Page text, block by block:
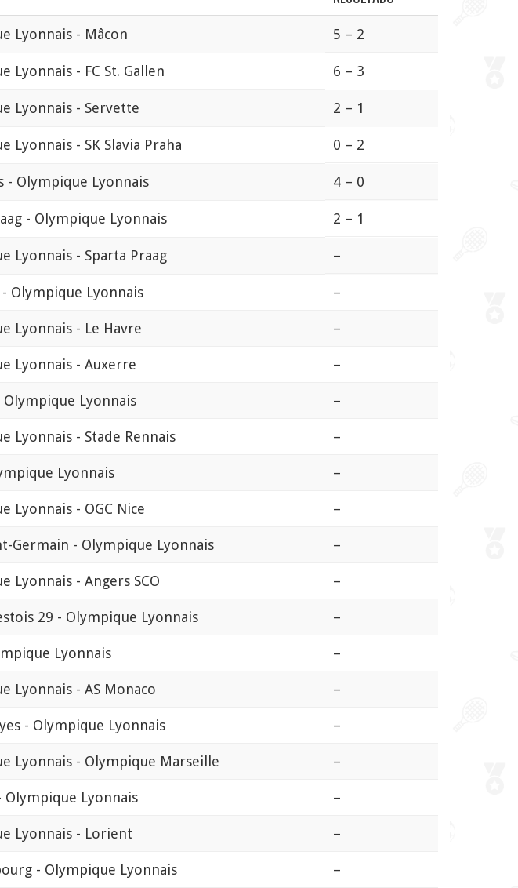
Lyonnais - Mâcon 5 – 2
Lyonnais - FC St. Gallen 6 – 3
Lyonnais - Servette 2 – 1
Lyonnais - SK Slavia Praha 0 – 2
- Olympique Lyonnais 4 – 0
- Olympique Lyonnais 2 – 1
Lyonnais - Sparta Praag –
Olympique Lyonnais –
Lyonnais - Le Havre –
Lyonnais - Auxerre –
Olympique Lyonnais –
Lyonnais - Stade Rennais –
Lyonnais –
Lyonnais - OGC Nice –
Germain - Olympique Lyonnais –
Lyonnais - Angers SCO –
29 - Olympique Lyonnais –
Lyonnais –
Lyonnais - AS Monaco –
- Olympique Lyonnais –
Lyonnais - Olympique Marseille –
Olympique Lyonnais –
Lyonnais - Lorient –
- Olympique Lyonnais –